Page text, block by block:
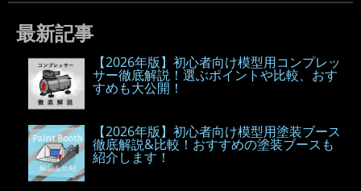
最新記事
【2026年版】初心者向け模型用コンプレッ
サー徹底解説！選ぶポイントや比較、おす
すめも大公開！
【2026年版】初心者向け模型用塗装ブース
徹底解説&比較！おすすめの塗装ブースも
紹介します！